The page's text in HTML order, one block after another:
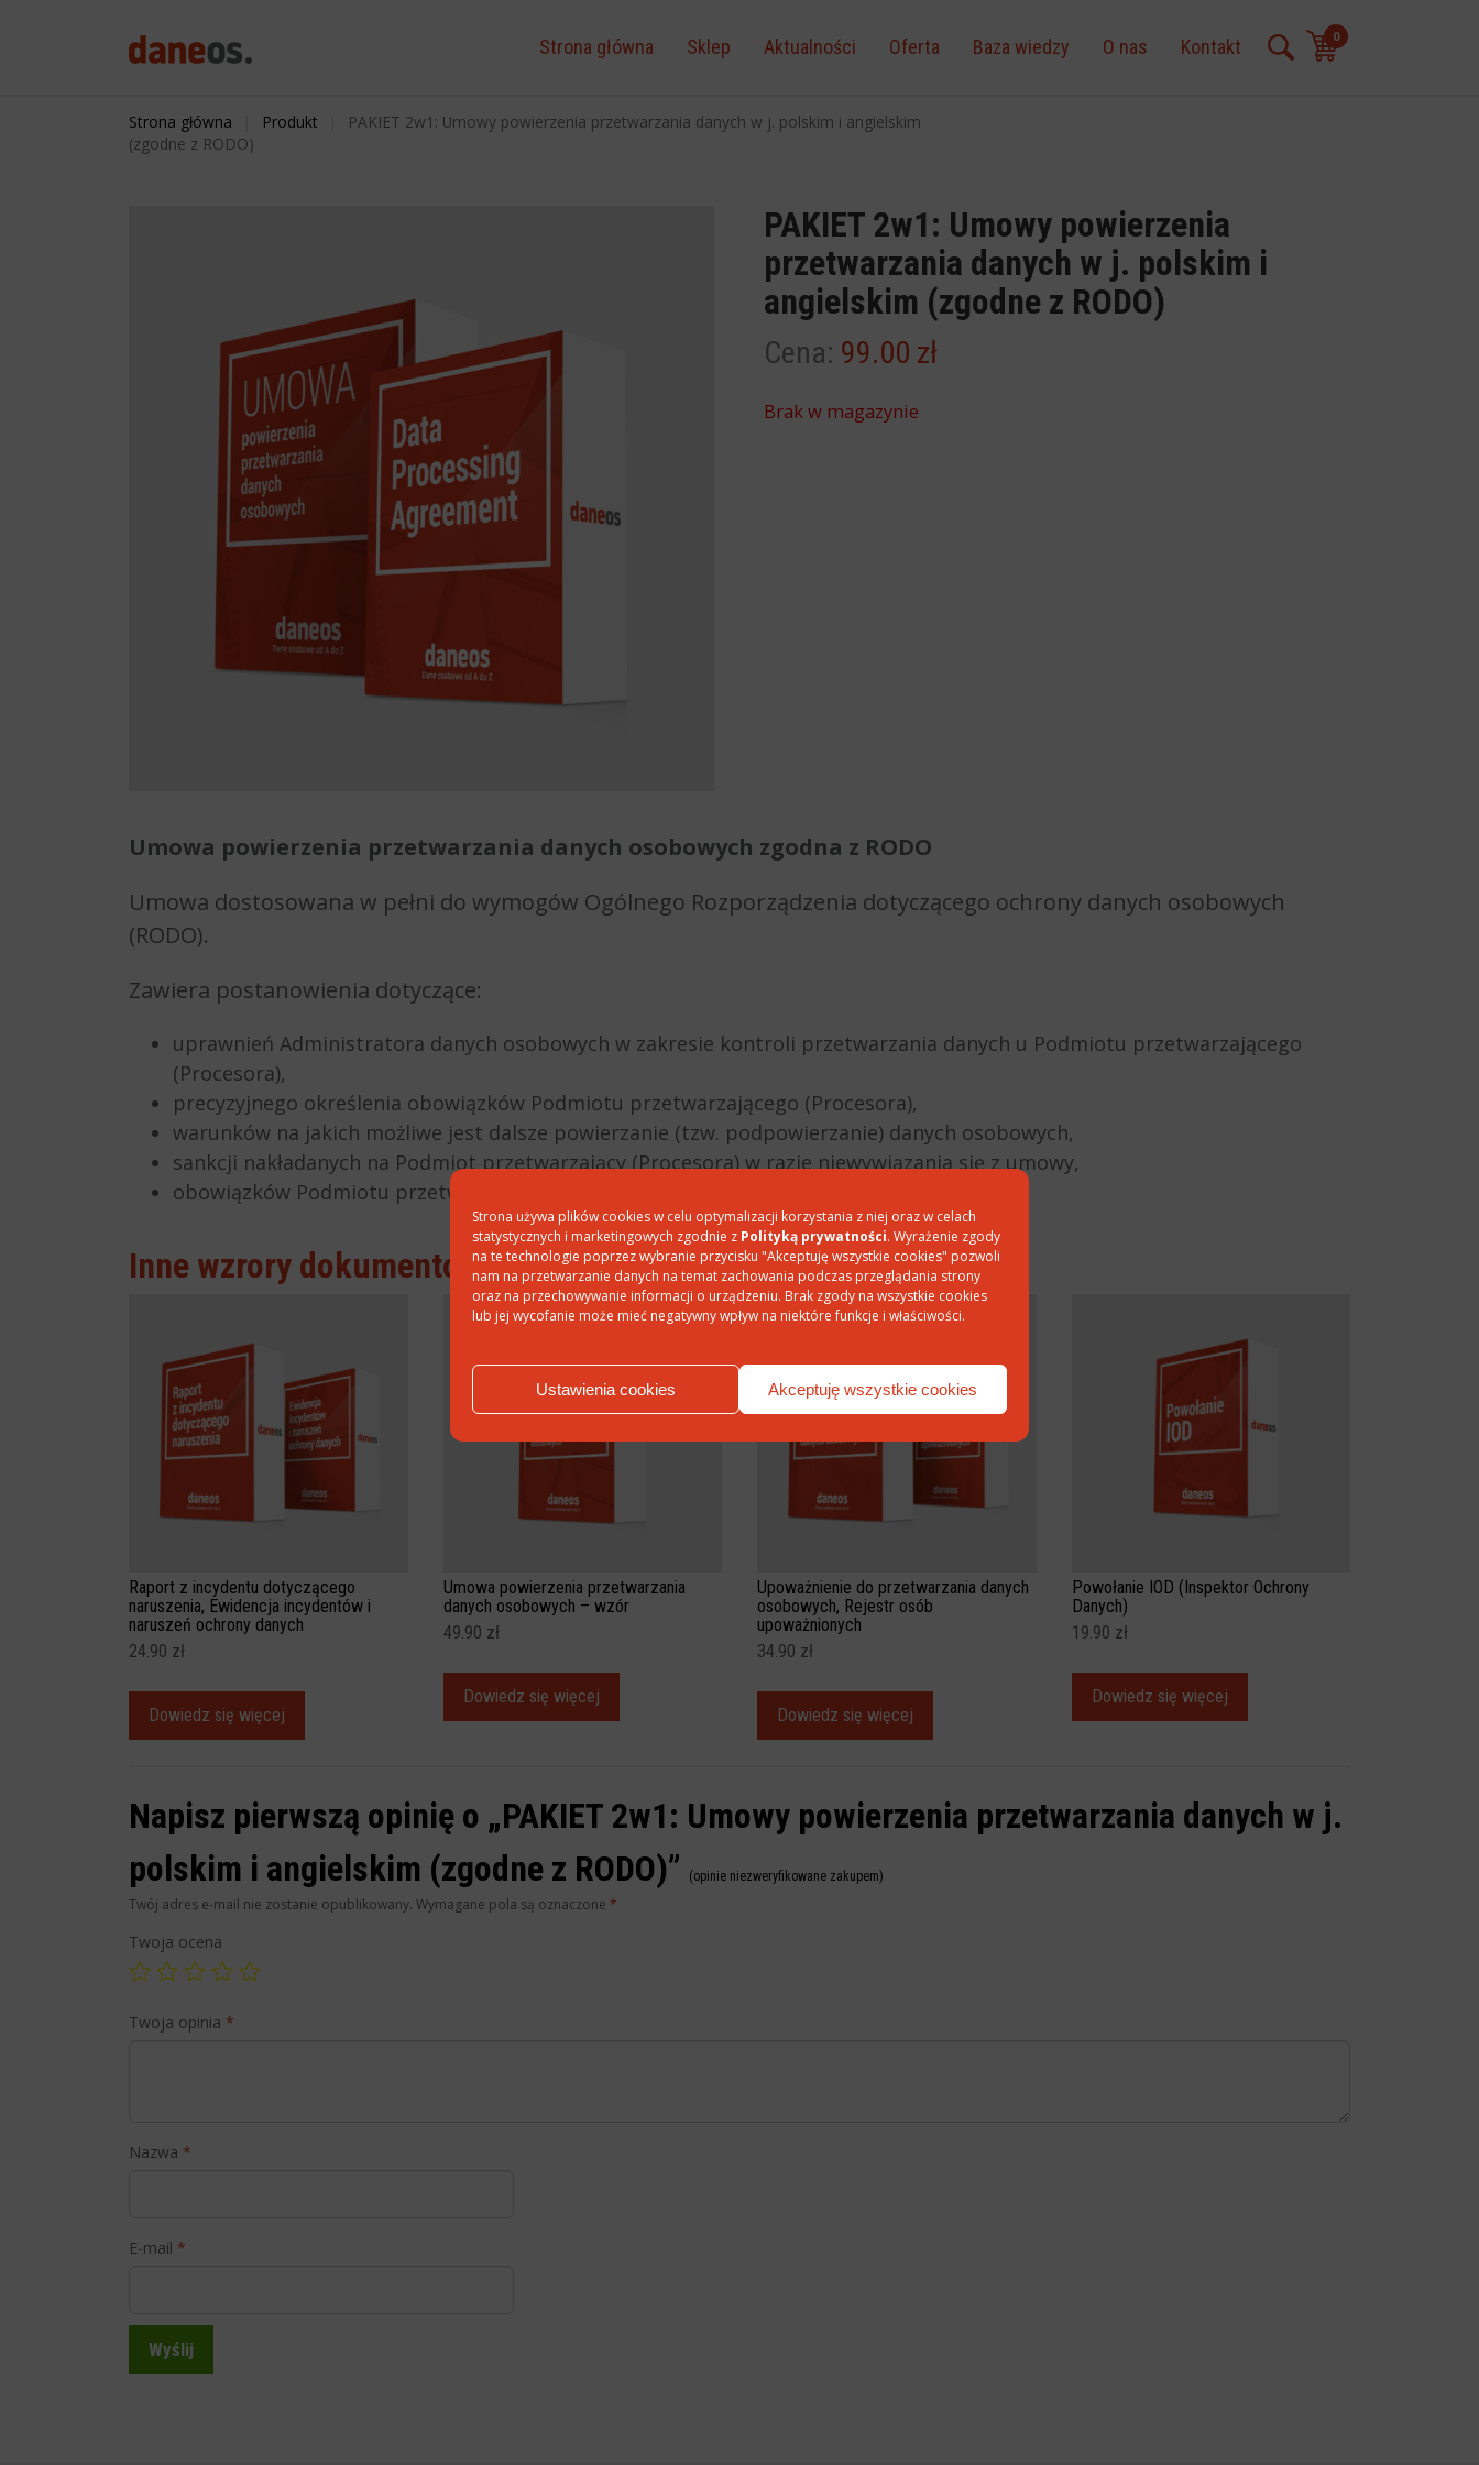
Strona używa plików cookies w celu optymalizacji korzystania z niej oraz w celach
statystycznych i marketingowych zgodnie z Polityką prywatności. Wyrażenie zgody
na te technologie poprzez wybranie przycisku "Akceptuję wszystkie cookies" pozwoli
nam na przetwarzanie danych na temat zachowania podczas przeglądania strony
oraz na przechowywanie informacji o urządzeniu. Brak zgody na wszystkie cookies
lub jej wycofanie może mieć negatywny wpływ na niektóre funkcje i właściwości.
Akceptuję wszystkie cookies
Ustawienia cookies
Strona główna Sklep Aktualności Oferta Baza wiedzy O nas Kontakt
search 0
Strona główna Produkt
PAKIET 2w1: Umowy powierzenia przetwarzania danych w j. polskim i angielskim
(zgodne z RODO)
PAKIET 2w1: Umowy powierzenia
przetwarzania danych w j. polskim i
angielskim (zgodne z RODO)
99.00 zł
Brak w magazynie
Umowa powierzenia przetwarzania danych osobowych zgodna z RODO
Umowa dostosowana w pełni do wymogów Ogólnego Rozporządzenia dotyczącego ochrony danych osobowych
(RODO).
Zawiera postanowienia dotyczące:
uprawnień Administratora danych osobowych w zakresie kontroli przetwarzania danych u Podmiotu przetwarzającego
(Procesora),
precyzyjnego określenia obowiązków Podmiotu przetwarzającego (Procesora),
warunków na jakich możliwe jest dalsze powierzanie (tzw. podpowierzanie) danych osobowych,
sankcji nakładanych na Podmiot przetwarzający (Procesora) w razie niewywiązania się z umowy,
obowiązków Podmiotu przetwarzającego (Procesora) po rozwiązaniu umowy,
Inne wzrory dokumentow
Raport z incydentu dotyczącego
naruszenia, Ewidencja incydentów i
naruszeń ochrony danych
24.90 zł
Dowiedz się więcej
Umowa powierzenia przetwarzania
danych osobowych – wzór
49.90 zł
Dowiedz się więcej
Upoważnienie do przetwarzania danych
osobowych, Rejestr osób
upoważnionych
34.90 zł
Dowiedz się więcej
Powołanie IOD (Inspektor Ochrony
Danych)
19.90 zł
Dowiedz się więcej
Napisz pierwszą opinię o „PAKIET 2w1: Umowy powierzenia przetwarzania danych w j.
polskim i angielskim (zgodne z RODO)”
(opinie niezweryfikowane zakupem)
Twój adres e-mail nie zostanie opublikowany. Wymagane pola są oznaczone *
Twoja ocena
Twoja opinia *
Nazwa *
E-mail *